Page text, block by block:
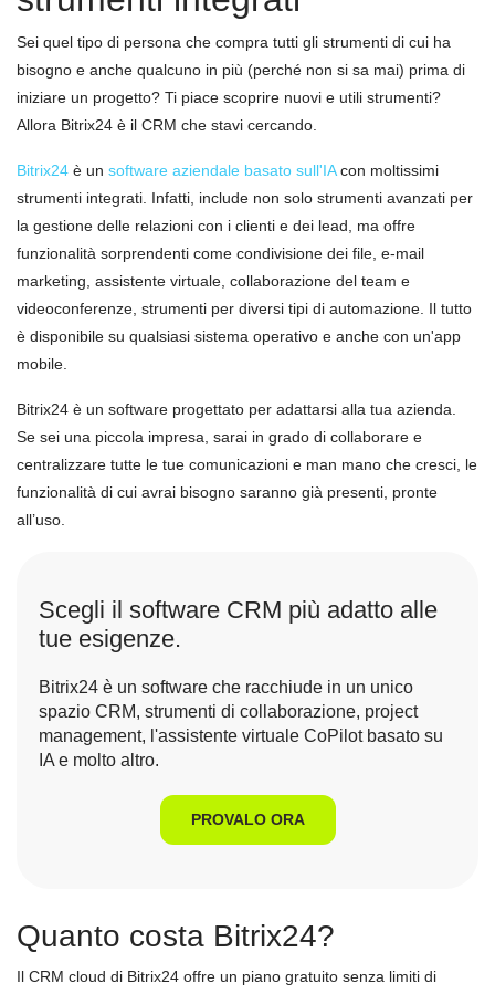
Sei quel tipo di persona che compra tutti gli strumenti di cui ha
bisogno e anche qualcuno in più (perché non si sa mai) prima di
iniziare un progetto? Ti piace scoprire nuovi e utili strumenti?
Allora Bitrix24 è il CRM che stavi cercando.
Bitrix24 è un software aziendale basato sull'IAcon moltissimi
strumenti integrati. Infatti, include non solo strumenti avanzati per
la gestione delle relazioni con i clienti e dei lead, ma offre
funzionalità sorprendenti come condivisione dei file, e-mail
marketing, assistente virtuale, collaborazione del team e
videoconferenze, strumenti per diversi tipi di automazione. Il tutto
è disponibile su qualsiasi sistema operativo e anche con un'app
mobile.
Bitrix24 è un software progettato per adattarsi alla tua azienda.
Se sei una piccola impresa, sarai in grado di collaborare e
centralizzare tutte le tue comunicazioni e man mano che cresci, le
funzionalità di cui avrai bisogno saranno già presenti, pronte
all’uso.
Scegli il software CRM più adatto alle
tue esigenze.
Bitrix24 è un software che racchiude in un unico
spazio CRM, strumenti di collaborazione, project
management, l'assistente virtuale CoPilot basato su
IA e molto altro.
PROVALO ORA
Quanto costa Bitrix24?
Il CRM cloud di Bitrix24 offre un piano gratuito senza limiti di